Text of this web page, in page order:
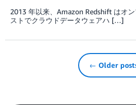
2013 年以来、Amazon Redshift はオ
ストでクラウドデータウェアハ […]
← Older